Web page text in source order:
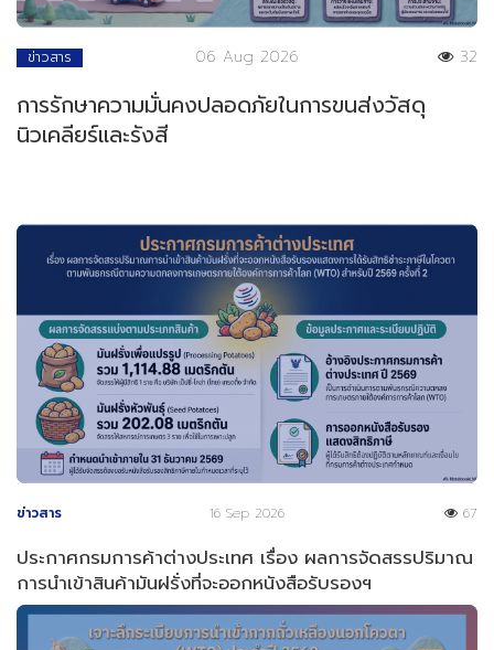
ข่าวสาร 06 Aug 2026 32
การรักษาความมั่นคงปลอดภัยในการขนส่งวัสดุ
นิวเคลียร์และรังสี
ข่าวสาร 16 Sep 2026 67
ประกาศกรมการค้าต่างประเทศ เรื่อง ผลการจัดสรรปริมาณ
การนำเข้าสินค้ามันฝรั่งที่จะออกหนังสือรับรองฯ